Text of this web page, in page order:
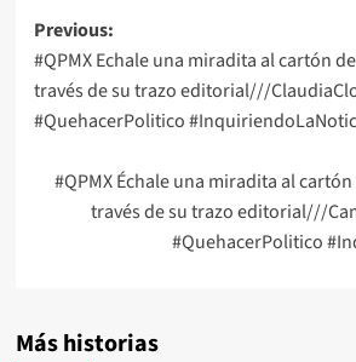
Post
navigation
Previous:
#QPMX Echale una miradita al cartón
través de su trazo editorial///
#QuehacerPolitico
#QPMX Échale una miradita al
través de su trazo editorial///
#QuehacerPolitico
Más historias